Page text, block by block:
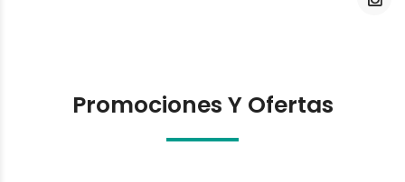
Promociones Y Ofertas